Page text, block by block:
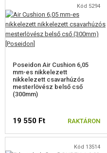
Kód 5294
Poseidon Air Cushion 6,05
mm-es nikkelezett
nikkelezett csavarhúzós
mesterlövész belső cső
(300mm)
19 550 Ft RAKTÁRON
Kód 13514